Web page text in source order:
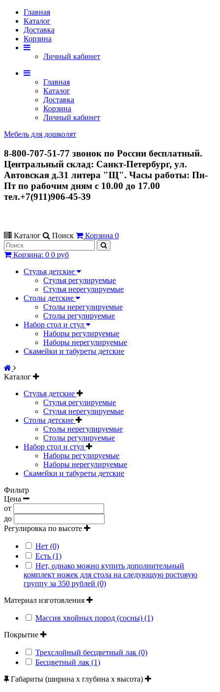
Главная
Каталог
Доставка
Корзина
Личный кабинет
Главная
Каталог
Доставка
Корзина
Личный кабинет
Мебель для дошколят
8-800-707-51-77 звонок по России бесплатный.
Центральный склад: Санкт-Петербург, ул.
Автовская д.31 литера "Щ". Часы работы: Пн-
Пт по рабочим дням с 10.00 до 17.00
тел.+7(911)906-45-39
Каталог Поиск Корзина 0
Корзина: 0 0 руб
Стулья детские
Стулья регулируемые
Стулья нерегулируемые
Столы детские
Столы нерегулируемые
Столы регулируемые
Набор стол и стул
Наборы регулируемые
Наборы нерегулируемые
Скамейки и табуреты детские
Каталог
Стулья детские
Стулья регулируемые
Стулья нерегулируемые
Столы детские
Столы нерегулируемые
Столы регулируемые
Набор стол и стул
Наборы регулируемые
Наборы нерегулируемые
Скамейки и табуреты детские
Фильтр
Цена
от
до
Регулировка по высоте
Нет (0)
Есть (1)
Нет, однако можно купить дополнительный
комплект ножек для стола на следующую ростовую
группу за 350 рублей (0)
Материал изготовления
Массив хвойных пород (сосны) (1)
Покрытие
Трехслойный бесцветный лак (0)
Бесцветный лак (1)
Габариты (ширина х глубина х высота)